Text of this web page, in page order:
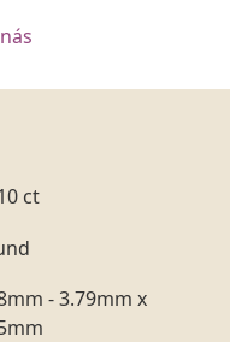
ct
- 3.79mm x